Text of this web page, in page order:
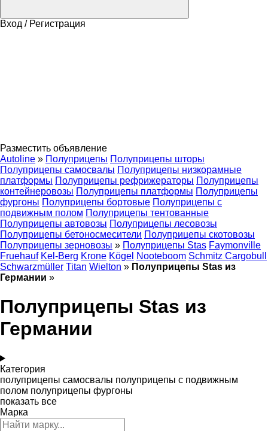
Вход / Регистрация
Разместить объявление
Autoline » Полуприцепы Полуприцепы шторы
Полуприцепы самосвалы Полуприцепы низкорамные
платформы Полуприцепы рефрижераторы Полуприцепы
контейнеровозы Полуприцепы платформы Полуприцепы
фургоны Полуприцепы бортовые Полуприцепы с
подвижным полом Полуприцепы тентованные
Полуприцепы автовозы Полуприцепы лесовозы
Полуприцепы бетоносмесители Полуприцепы скотовозы
Полуприцепы зерновозы » Полуприцепы Stas Faymonville
Fruehauf Kel-Berg Krone Kögel Nooteboom Schmitz Cargobull
Schwarzmüller Titan Wielton » Полуприцепы Stas из
Германии »
Полуприцепы Stas из
Германии
Категория
полуприцепы самосвалы полуприцепы с подвижным
полом полуприцепы фургоны
показать все
Марка